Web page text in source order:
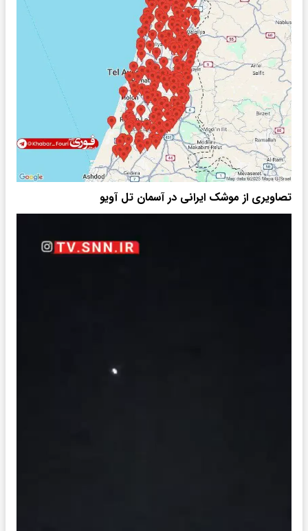
تصاویری از موشک ایرانی در آسمان تل آویو